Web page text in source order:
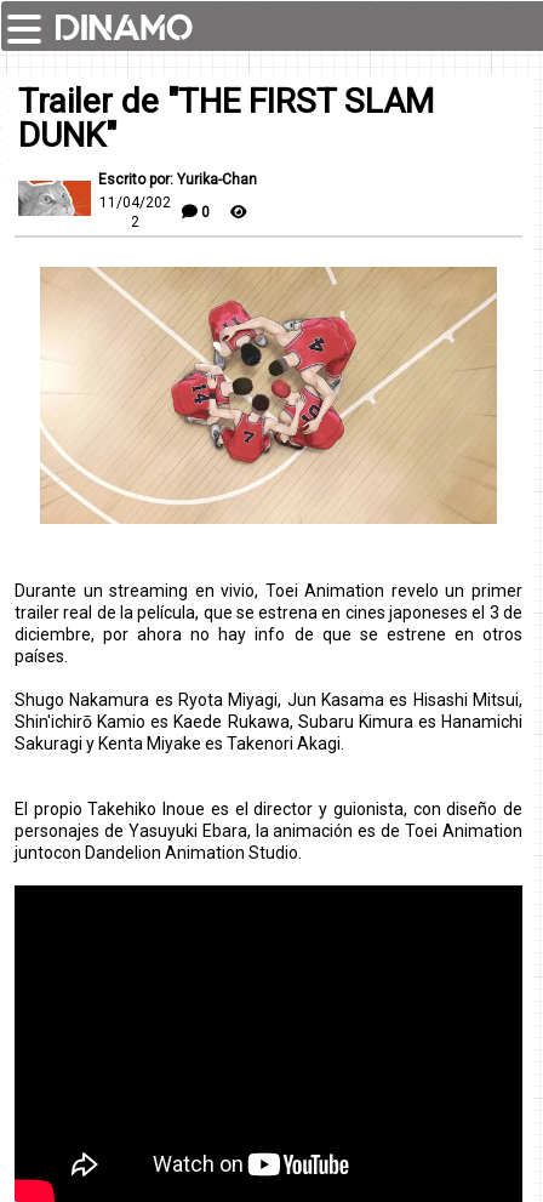
Trailer de "THE FIRST SLAM
DUNK"
Escrito por: Yurika-Chan
11/04/202
2
0
Durante un streaming en vivio, Toei Animation revelo un primer
trailer real de la película, que se estrena en cines japoneses el 3 de
diciembre, por ahora no hay info de que se estrene en otros
países.
Shugo Nakamura es Ryota Miyagi, Jun Kasama es Hisashi Mitsui,
Shin'ichirō Kamio es Kaede Rukawa, Subaru Kimura es Hanamichi
Sakuragi y Kenta Miyake es Takenori Akagi.
El propio Takehiko Inoue es el director y guionista, con diseño de
personajes de Yasuyuki Ebara, la animación es de Toei Animation
juntocon Dandelion Animation Studio.